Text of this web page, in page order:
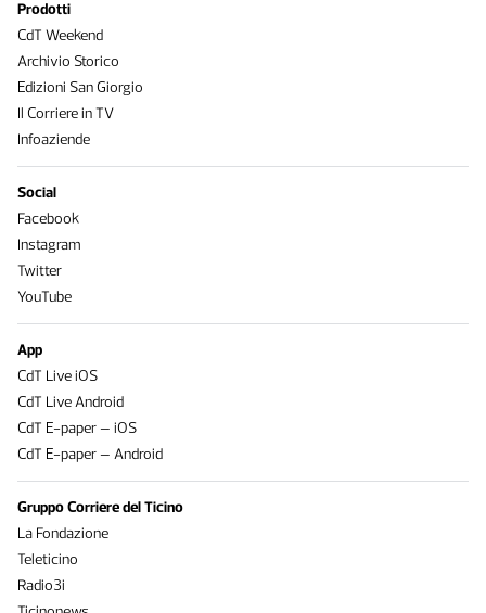
Prodotti
CdT Weekend
Archivio Storico
Edizioni San Giorgio
Il Corriere in TV
Infoaziende
Social
Facebook
Instagram
Twitter
YouTube
App
CdT Live iOS
CdT Live Android
CdT E-paper – iOS
CdT E-paper – Android
Gruppo Corriere del Ticino
La Fondazione
Teleticino
Radio3i